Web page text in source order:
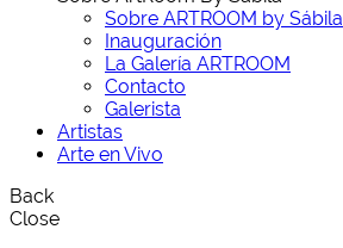
Sobre ARTROOM by Sábila
Inauguración
La Galería ARTROOM
Contacto
Galerista
Artistas
Arte en Vivo
Back
Close